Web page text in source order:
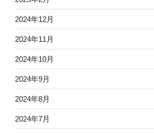
2024年12月
2024年11月
2024年10月
2024年9月
2024年8月
2024年7月